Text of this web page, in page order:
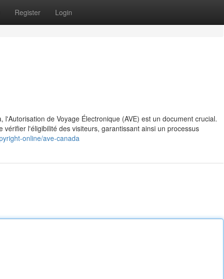
Register Login
de Voyage Électronique (AVE) est un document crucial.
l'éligibilité des visiteurs, garantissant ainsi un processus
online/ave-canada